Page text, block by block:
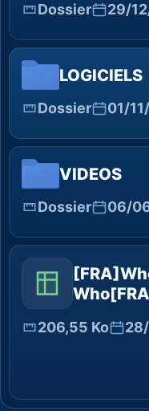
Dossier 29/
LOGICIELS
Dossier 01/
VIDEOS
Dossier 06/
206,55 Ko